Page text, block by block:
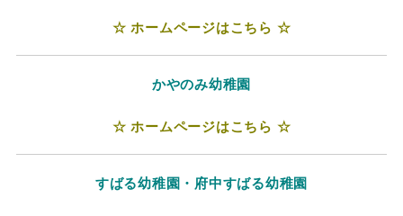
☆ ホームページはこちら ☆
かやのみ幼稚園
☆ ホームページはこちら ☆
すばる幼稚園・府中すばる幼稚園